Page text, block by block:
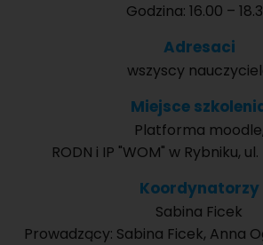
Godzina: 16.00 –
Adresaci
wszyscy
Miejsce
Platforma moodle,
RODN i IP "WOM" w Rybniku,
Koordynatorzy
Sabina Ficek
Prowadzący: Sabina Ficek, Anna